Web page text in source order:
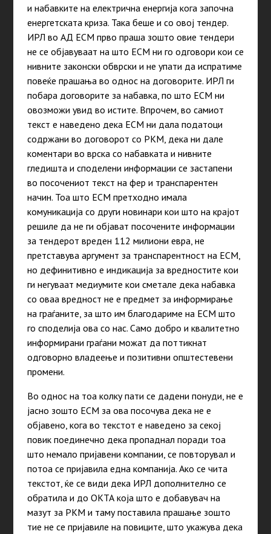
и набавките на електрична енергија кога започна
енергетската криза. Така беше и со овој тендер.
ИРЛ во АД ЕСМ прво праша зошто овие тендери
не се објавуваат на што ЕСМ ни го одговори кои се
нивните законски обврски и не упати да испратиме
повеќе прашања во однос на договорите. ИРЛ ги
побара договорите за набавка, по што ЕСМ ни
овозможи увид во истите. Впрочем, во самиот
текст е наведено дека ЕСМ ни дала податоци
содржани во договорот со РКМ, дека ни дале
коментари во врска со набавката и нивните
гледишта и споделени информации се застапени
во посочениот текст на фер и транспарентен
начин. Тоа што ЕСМ претходно имала
комуникација со други новинари кои што на крајот
решиле да не ги објават посочените информации
за тендерот вреден 112 милиони евра, не
претставува аргумент за транспарентност на ЕСМ,
но дефинитивно е индикација за вредностите кои
ги негуваат медиумите кои сметале дека набавка
со оваа вредност не е предмет за информирање
на граѓаните, за што им благодариме на ЕСМ што
го споделија ова со нас. Само добро и квалитетно
информирани граѓани можат да поттикнат
одговорно владеење и позитивни општестевени
промени.
Во однос на тоа колку пати се дадени понуди, не е
јасно зошто ЕСМ за ова посочува дека не е
објавено, кога во текстот е наведено за секој
повик поединечно дека пропаднал поради тоа
што немало пријавени компании, се повторувал и
потоа се пријавила една компанија. Ако се чита
текстот, ќе се види дека ИРЛ дополнително се
обратила и до ОКТА која што е добавувач на
мазут за РКМ и таму поставила прашање зошто
тие не се пријавиле на повиците, што укажува дека